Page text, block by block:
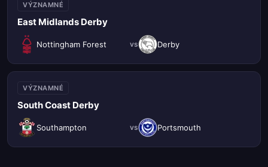
VÝZNAMNÉ
East Midlands Derby
Nottingham Forest vs Derby
VÝZNAMNÉ
South Coast Derby
Southampton vs Portsmouth